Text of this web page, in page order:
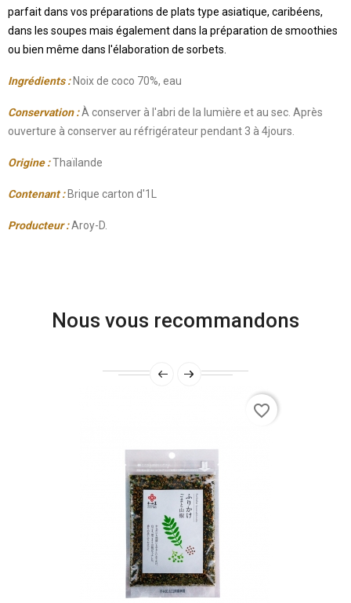
parfait dans vos préparations de plats type asiatique, caribéens,
dans les soupes mais également dans la préparation de smoothies
ou bien même dans l'élaboration de sorbets.
Ingrédients :Noix de coco 70%, eau
Conservation :À conserver à l'abri de la lumière et au sec. Après
ouverture à conserver au réfrigérateur pendant 3 à 4jours.
Origine :Thaïlande
Contenant :Brique carton d'1L
Producteur :Aroy-D.
Nous vous recommandons
favorite_border